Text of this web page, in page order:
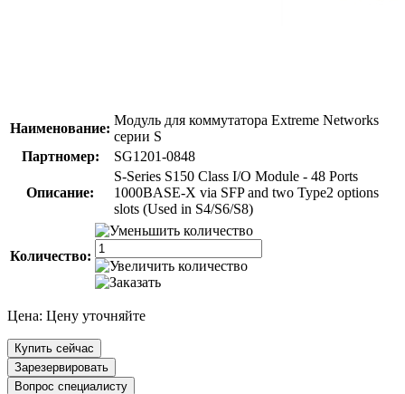
Наименование:
Модуль для коммутатора Extreme Networks
серии S
Партномер:
SG1201-0848
Описание:
S-Series S150 Class I/O Module - 48 Ports
1000BASE-X via SFP and two Type2 options
slots (Used in S4/S6/S8)
Количество:
Цена: Цену уточняйте
Купить сейчас
Зарезервировать
Вопрос специалисту